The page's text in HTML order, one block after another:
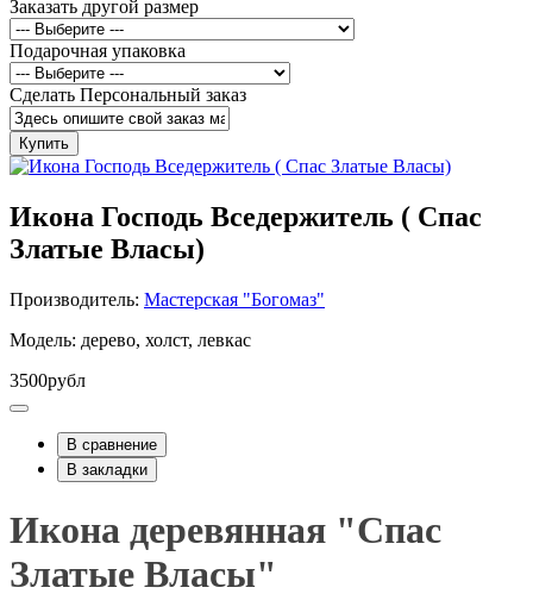
Заказать другой размер
Подарочная упаковка
Сделать Персональный заказ
Купить
Икона Господь Вседержитель ( Спас
Златые Власы)
Производитель: Мастерская "Богомаз"
Модель: дерево, холст, левкас
3500рубл
В сравнение
В закладки
Икона деревянная "Спас
Златые Власы"